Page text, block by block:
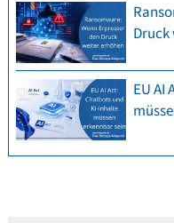
EU AI